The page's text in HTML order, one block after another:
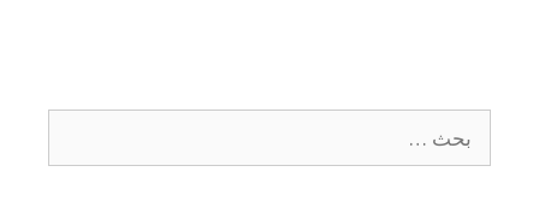
رحلتك الموثوقة في أي وقت وأي
مكان